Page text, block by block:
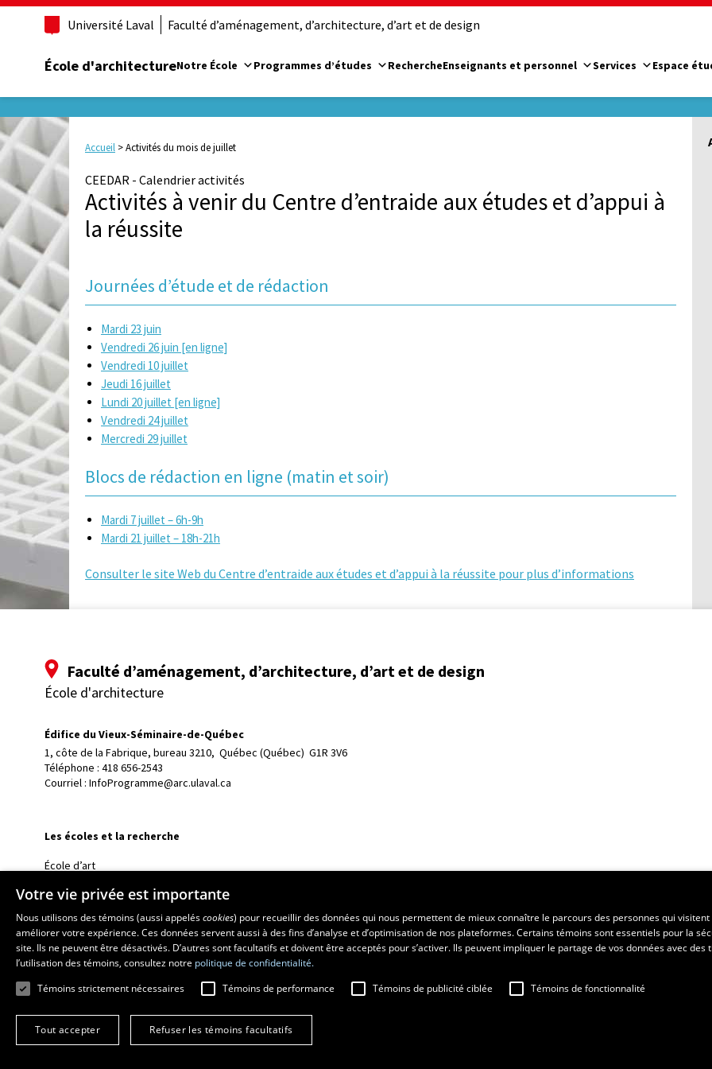
Université Laval Faculté d’aménagement, d’architecture, d’art et de design
École d'architectureNotre École Programmes d’études RechercheEnseignants et personnel Services Espace
Accueil >Activités du mois de juillet
CEEDAR - Calendrier activités
Activités à venir du Centre d’entraide aux études et d’appui à
la réussite
Journées d’étude et de rédaction
Mardi 23 juin
Vendredi 26 juin [en ligne]
Vendredi 10 juillet
Jeudi 16 juillet
Lundi 20 juillet [en ligne]
Vendredi 24 juillet
Mercredi 29 juillet
Blocs de rédaction en ligne (matin et soir)
Mardi 7 juillet – 6h-9h
Mardi 21 juillet – 18h-21h
Consulter le site Web du Centre d’entraide aux études et d’appui à la réussite pour plus d’informations
Faculté d’aménagement, d’architecture, d’art et de design
École d'architecture
Édifice du Vieux-Séminaire-de-Québec
1, côte de la Fabrique, bureau 3210, Québec (Québec)  G1R 3V6
Téléphone : 418 656-2543
Courriel : InfoProgramme@arc.ulaval.ca
Les écoles et la recherche
École d’art
École de design
Centre de recherche en aménagement et développement
Votre vie privée est importante
Nous utilisons des témoins (aussi appeléscookies) pour recueillir des données qui nous permettent de mieux connaître le parcours des personnes qui
améliorer votre expérience. Ces données servent aussi à des fins d’analyse et d’optimisation de nos plateformes. Certains témoins sont essentiels pour la
site. Ils ne peuvent être désactivés. D’autres sont facultatifs et doivent être acceptés pour s’activer. Ils peuvent impliquer le partage de vos données avec des
l’utilisation des témoins, consultez notre politique de confidentialité.
Témoins strictement nécessaires
Témoins de performance Témoins de publicité ciblée Témoins de fonctionnalité
Tout accepter Refuser les témoins facultatifs